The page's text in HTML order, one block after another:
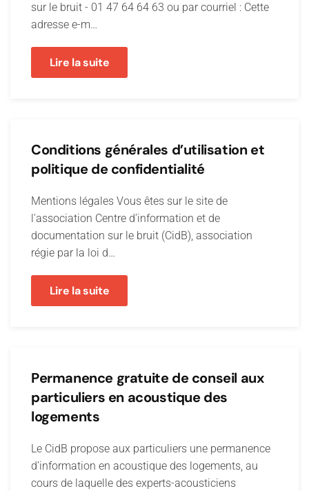
sur le bruit - 01 47 64 64 63 ou par courriel : Cette
adresse e-m…
Lire la suite
Conditions générales d’utilisation et
politique de confidentialité
Mentions légales Vous êtes sur le site de
l'association Centre d’information et de
documentation sur le bruit (CidB), association
régie par la loi d…
Lire la suite
Permanence gratuite de conseil aux
particuliers en acoustique des
logements
Le CidB propose aux particuliers une permanence
d’information en acoustique des logements, au
cours de laquelle des experts-acousticiens